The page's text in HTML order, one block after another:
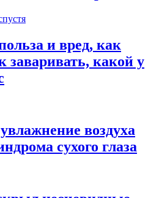
и вред, как
заваривать, какой у
воздуха
сухого глаза